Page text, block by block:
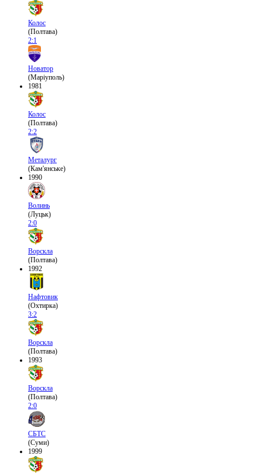
Колос
(Полтава)
2:1
Новатор
(Маріуполь)
1981
Колос
(Полтава)
2:2
Металург
(Кам'янське)
1990
Волинь
(Луцьк)
2:0
Ворскла
(Полтава)
1992
Нафтовик
(Охтирка)
3:2
Ворскла
(Полтава)
1993
Ворскла
(Полтава)
2:0
СБТС
(Суми)
1999